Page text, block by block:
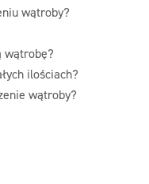
wątroby?
wątrobę?
ilościach?
wątroby?